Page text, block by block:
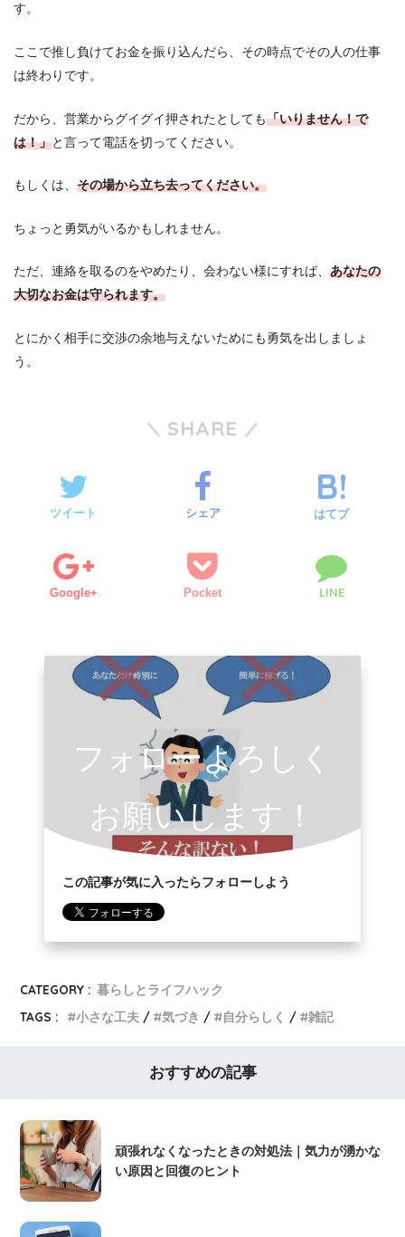
す。
ここで推し負けてお金を振り込んだら、その時点でその人の仕事
は終わりです。
だから、営業からグイグイ押されたとしても「いりません！で
は！」と言って電話を切ってください。
もしくは、 その場から立ち去ってください。
ちょっと勇気がいるかもしれません。
ただ、連絡を取るのをやめたり、会わない様にすれば、 あなたの
大切なお金は守られます。
とにかく相手に交渉の余地与えないためにも勇気を出しましょ
う。
SHARE
ツイート シェア はてブ
Google+ Pocket LINE
フォローよろしく
お願いします！
この記事が気に入ったらフォローしよう
CATEGORY : 暮らしとライフハック
TAGS :
小さな工夫 気づき 自分らしく 雑記
おすすめの記事
頑張れなくなったときの対処法｜気力が湧かな
い原因と回復のヒント